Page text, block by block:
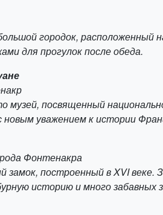
городок, расположенный
для прогулок после обеда.
музей, посвященный
уважением к истории
Фонтенакра
построенный в XVI
историю и много